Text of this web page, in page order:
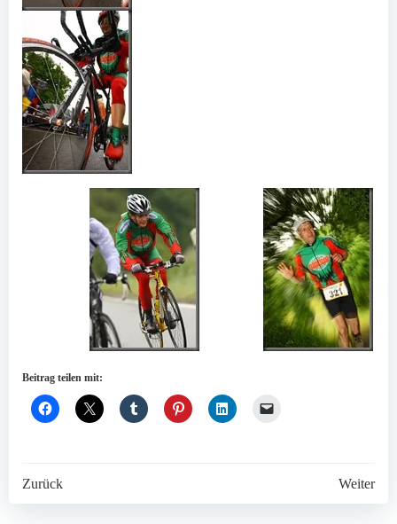
Beitrag teilen mit:
Post
Zurück
Post
Weiter